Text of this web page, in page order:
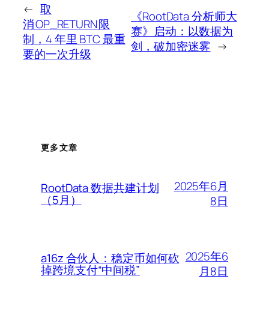
← 取
消 OP_RETURN 限
制，4 年里 BTC 最重
要的一次升级
《RootData 分析师大
赛》启动：以数据为
剑，破加密迷雾 →
更多文章
RootData 数据共建计划
（5月）
2025年6月
8日
a16z 合伙人：稳定币如何砍
掉跨境支付“中间税”
2025年6
月8日